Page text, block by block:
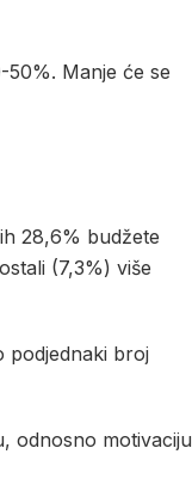
50%. Manje će se
28,6% budžete
(7,3%) više
podjednaki broj
odnosno motivaciju